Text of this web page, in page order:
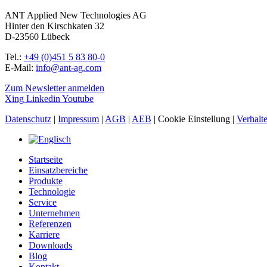
ANT Applied New Technologies AG
Hinter den Kirschkaten 32
D-23560 Lübeck
Tel.: +49 (0)451 5 83 80-0
E-Mail: info@ant-ag.com
Zum Newsletter anmelden
Xing Linkedin Youtube
Datenschutz | Impressum | AGB | AEB | Cookie Einstellung |
Startseite
Einsatzbereiche
Produkte
Technologie
Service
Unternehmen
Referenzen
Karriere
Downloads
Blog